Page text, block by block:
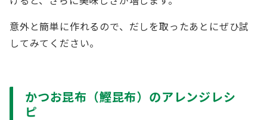
意外と簡単に作れるので、だしを取ったあとにぜひ試
してみてください。
かつお昆布（鰹昆布）のアレンジレシ
ピ